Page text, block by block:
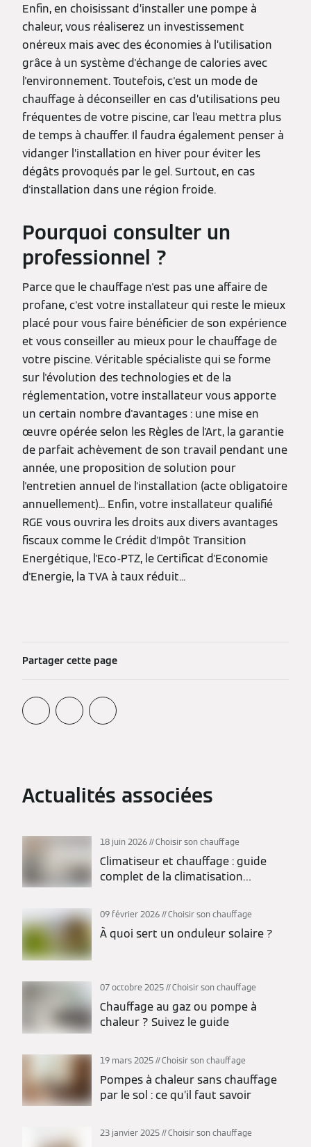
Enfin, en choisissant d’installer une pompe à
chaleur, vous réaliserez un investissement
onéreux mais avec des économies à l’utilisation
grâce à un système d'échange de calories avec
l'environnement. Toutefois, c'est un mode de
chauffage à déconseiller en cas d’utilisations peu
fréquentes de votre piscine, car l’eau mettra plus
de temps à chauffer. Il faudra également penser à
vidanger l’installation en hiver pour éviter les
dégâts provoqués par le gel. Surtout, en cas
d'installation dans une région froide.
Pourquoi consulter un
professionnel ?
Parce que le chauffage n'est pas une affaire de
profane, c'est votre installateur qui reste le mieux
placé pour vous faire bénéficier de son expérience
et vous conseiller au mieux pour le chauffage de
votre piscine. Véritable spécialiste qui se forme
sur l'évolution des technologies et de la
réglementation, votre installateur vous apporte
un certain nombre d'avantages : une mise en
œuvre opérée selon les Règles de l'Art, la garantie
de parfait achèvement de son travail pendant une
année, une proposition de solution pour
l'entretien annuel de l'installation (acte obligatoire
annuellement)... Enfin, votre installateur qualifié
RGE vous ouvrira les droits aux divers avantages
fiscaux comme le Crédit d'Impôt Transition
Energétique, l'Eco-PTZ, le Certificat d'Economie
d'Energie, la TVA à taux réduit...
Partager cette page
Actualités associées
18 juin 2026 Choisir son chauffage
Climatiseur et chauffage : guide
complet de la climatisation
09 février 2026 Choisir son chauffage
À quoi sert un onduleur solaire ?
07 octobre 2025 Choisir son chauffage
Chauffage au gaz ou pompe à
chaleur ? Suivez le guide
19 mars 2025 Choisir son chauffage
Pompes à chaleur sans chauffage
par le sol : ce qu’il faut savoir
23 janvier 2025 Choisir son chauffage